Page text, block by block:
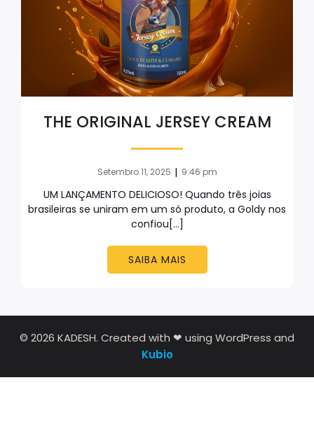
THE ORIGINAL JERSEY CREAM
Setembro 11, 2025 | 9:46 pm
UM LANÇAMENTO DELICIOSO! Quando três joias
brasileiras se uniram em um só produto, a Goldy nos
confiou[…]
SAIBA MAIS
© 2026 KADESH. Created with ❤ using WordPress and
Kubio